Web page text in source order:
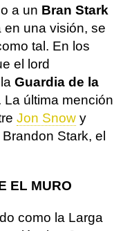
a un Bran Stark
una visión, se
tal. En los
el lord
Guardia de la
La última mención
Jon Snow y
Stark, el
EL MURO
como la Larga